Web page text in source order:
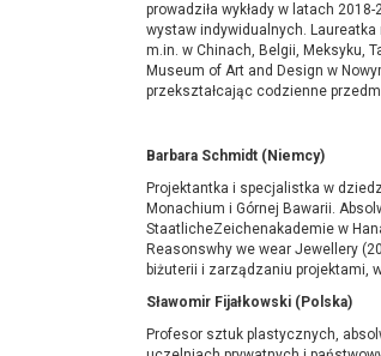
prowadziła wykłady w latach
wystaw indywidualnych. Laureatka
m.in. w Chinach, Belgii, Meksyku,
Museum of Art and Design w
przekształcając codzienne
Barbara Schmidt (Niemcy)
Projektantka i specjalistka w
Monachium i Górnej Bawarii.
StaatlicheZeichenakademie w
Reasonswhy we wear Jewellery
biżuterii i zarządzaniu projektami,
Sławomir Fijałkowski (Polska)
Profesor sztuk plastycznych,